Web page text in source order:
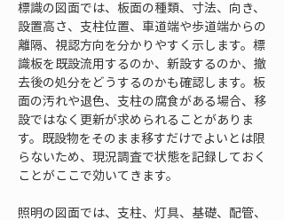
標識の図面では、板面の種類、寸法、向き、
設置高さ、支柱位置、車道端や歩道端からの
離隔、視認方向を分かりやすく示します。標
識板を既設流用するのか、新設するのか、撤
去後の処分をどうするのかも確認します。板
面の汚れや退色、支柱の腐食がある場合、移
設ではなく更新が求められることがありま
す。既設物をそのまま移すだけでよいとは限
らないため、現況調査で状態を記録しておく
ことがここで効いてきます。
照明の図面では、支柱、灯具、基礎、配管、